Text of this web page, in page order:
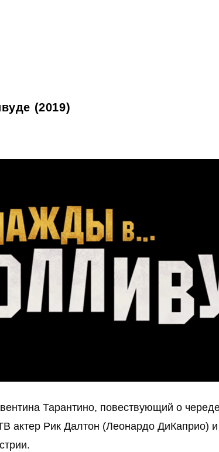
(2019)
Тарантино, повествующий о
актер Рик Далтон (Леонардо